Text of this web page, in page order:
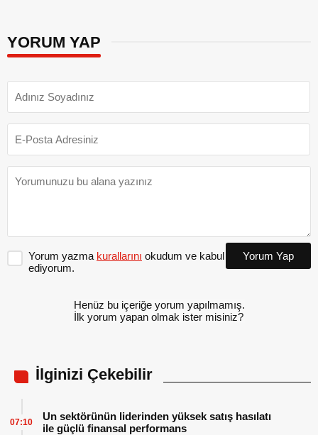
YORUM YAP
Yorum yazma kurallarını okudum ve kabul
ediyorum.
Yorum Yap
Henüz bu içeriğe yorum yapılmamış.
İlk yorum yapan olmak ister misiniz?
İlginizi Çekebilir
Un sektörünün liderinden yüksek satış hasılatı
ile güçlü finansal performans
07:10